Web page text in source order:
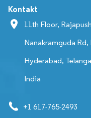
Kontakt
11th Floor,
Nanakramguda
Hyderabad,
India
+1 617-765-2493